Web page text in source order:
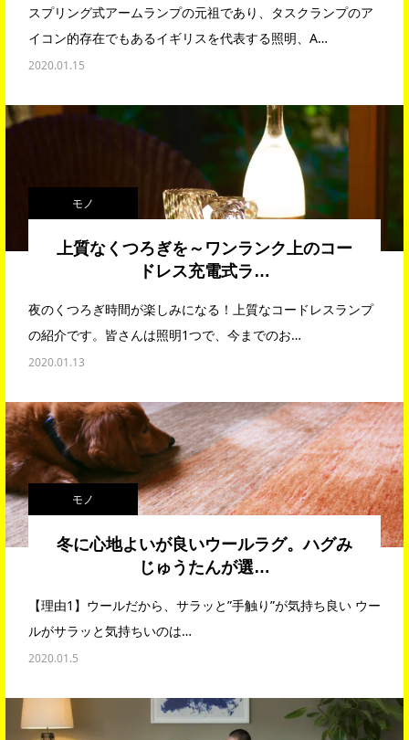
スプリング式アームランプの元祖であり、タスクランプのア
イコン的存在でもあるイギリスを代表する照明、A…
2020.01.15
モノ
上質なくつろぎを～ワンランク上のコー
ドレス充電式ラ…
夜のくつろぎ時間が楽しみになる！上質なコードレスランプ
の紹介です。皆さんは照明1つで、今までのお…
2020.01.13
モノ
冬に心地よいが良いウールラグ。ハグみ
じゅうたんが選…
【理由1】ウールだから、サラッと”手触り”が気持ち良い ウー
ルがサラッと気持ちいのは…
2020.01.5